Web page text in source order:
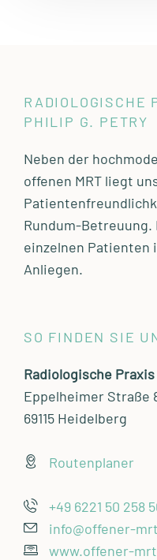
RADIOLOGISCHE
PHILIP G. PETRY
Neben der
offenen MRT liegt
Rundum-Betreuung.
einzelnen Patienten
Anliegen.
SO FINDEN SIE
Radiologische
Eppelheimer Straße
69115 Heidelberg
Routenplaner
+49 6221 50 258
info@offener-
www.offener-